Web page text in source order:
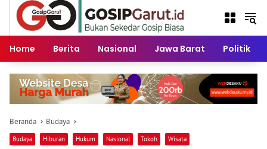
Langsung
konten
Home Berita Nasional Jawa Barat Politik
Beranda Budaya
Budaya Hiburan Hukum Nasional Tokoh Wisata